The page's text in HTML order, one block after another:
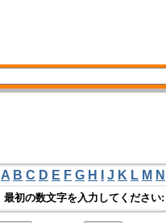
A B C D E F G H J K L M N
最初の数文字を入力してください: